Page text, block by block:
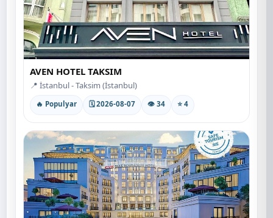
AVEN HOTEL TAKSIM
📍 İstanbul - Taksim (İstanbul)
🔥 Populyar 🗓 2026-08-07 👁 34 ⭐ 4